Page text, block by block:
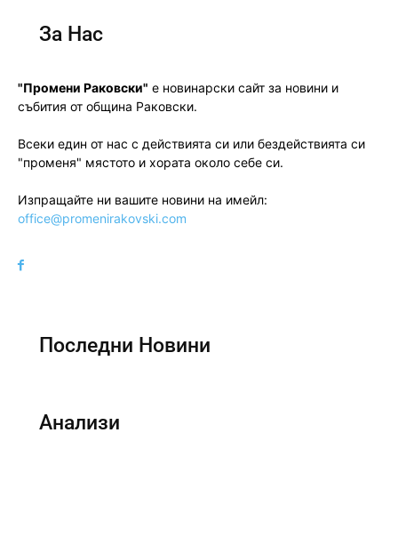
За Нас
"Промени Раковски" е новинарски сайт за новини и
събития от община Раковски.
Всеки един от нас с действията си или бездействията си
"променя" мястото и хората около себе си.
Изпращайте ни вашите новини на имейл:
office@promenirakovski.com
Последни Новини
Анализи